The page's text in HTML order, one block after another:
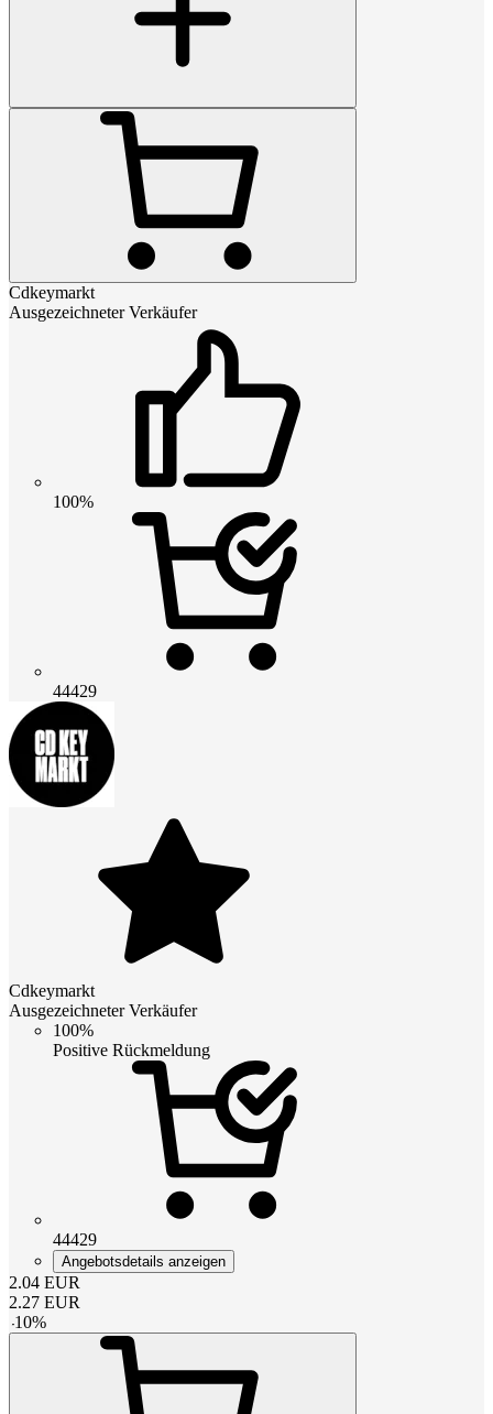
Cdkeymarkt
Ausgezeichneter Verkäufer
100%
44429
Cdkeymarkt
Ausgezeichneter Verkäufer
100%
Positive Rückmeldung
44429
Angebotsdetails anzeigen
2.04 EUR
2.27 EUR
-10%